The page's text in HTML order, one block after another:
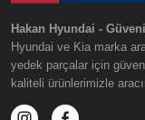
Hakan Hyundai -
Hyundai ve Kia marka
yedek parçalar için
kaliteli ürünlerimizle